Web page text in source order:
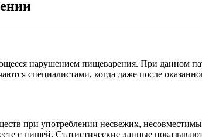
нарушением пищеварения. При данном
специалистами, когда даже после
при употреблении несвежих,
с пищей. Статистические данные